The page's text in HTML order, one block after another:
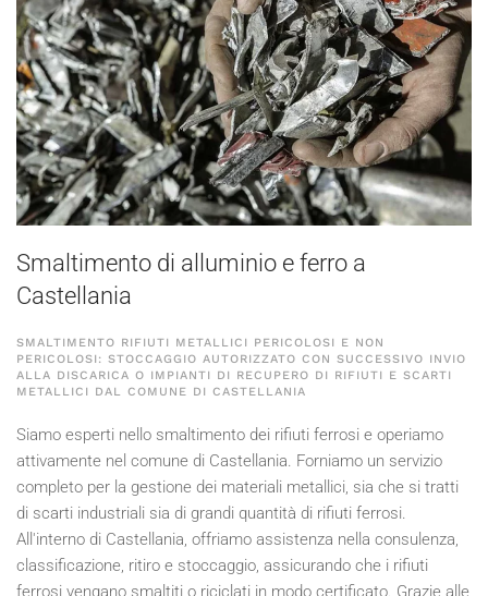
Smaltimento di alluminio e ferro a
Castellania
SMALTIMENTO RIFIUTI METALLICI PERICOLOSI E NON
PERICOLOSI: STOCCAGGIO AUTORIZZATO CON SUCCESSIVO INVIO
ALLA DISCARICA O IMPIANTI DI RECUPERO DI RIFIUTI E SCARTI
METALLICI DAL COMUNE DI CASTELLANIA
Siamo esperti nello smaltimento dei rifiuti ferrosi e operiamo
attivamente nel comune di Castellania. Forniamo un servizio
completo per la gestione dei materiali metallici, sia che si tratti
di scarti industriali sia di grandi quantità di rifiuti ferrosi.
All'interno di Castellania, offriamo assistenza nella consulenza,
classificazione, ritiro e stoccaggio, assicurando che i rifiuti
ferrosi vengano smaltiti o riciclati in modo certificato. Grazie alle